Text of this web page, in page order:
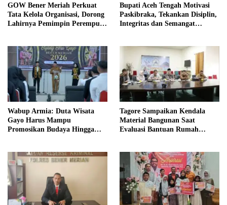
GOW Bener Meriah Perkuat
Tata Kelola Organisasi, Dorong
Lahirnya Pemimpin Perempuan
Bupati Aceh Tengah Motivasi
Paskibraka, Tekankan Disiplin,
Integritas dan Semangat
Wabup Armia: Duta Wisata
Gayo Harus Mampu
Promosikan Budaya Hingga
Tagore Sampaikan Kendala
Material Bangunan Saat
Evaluasi Bantuan Rumah